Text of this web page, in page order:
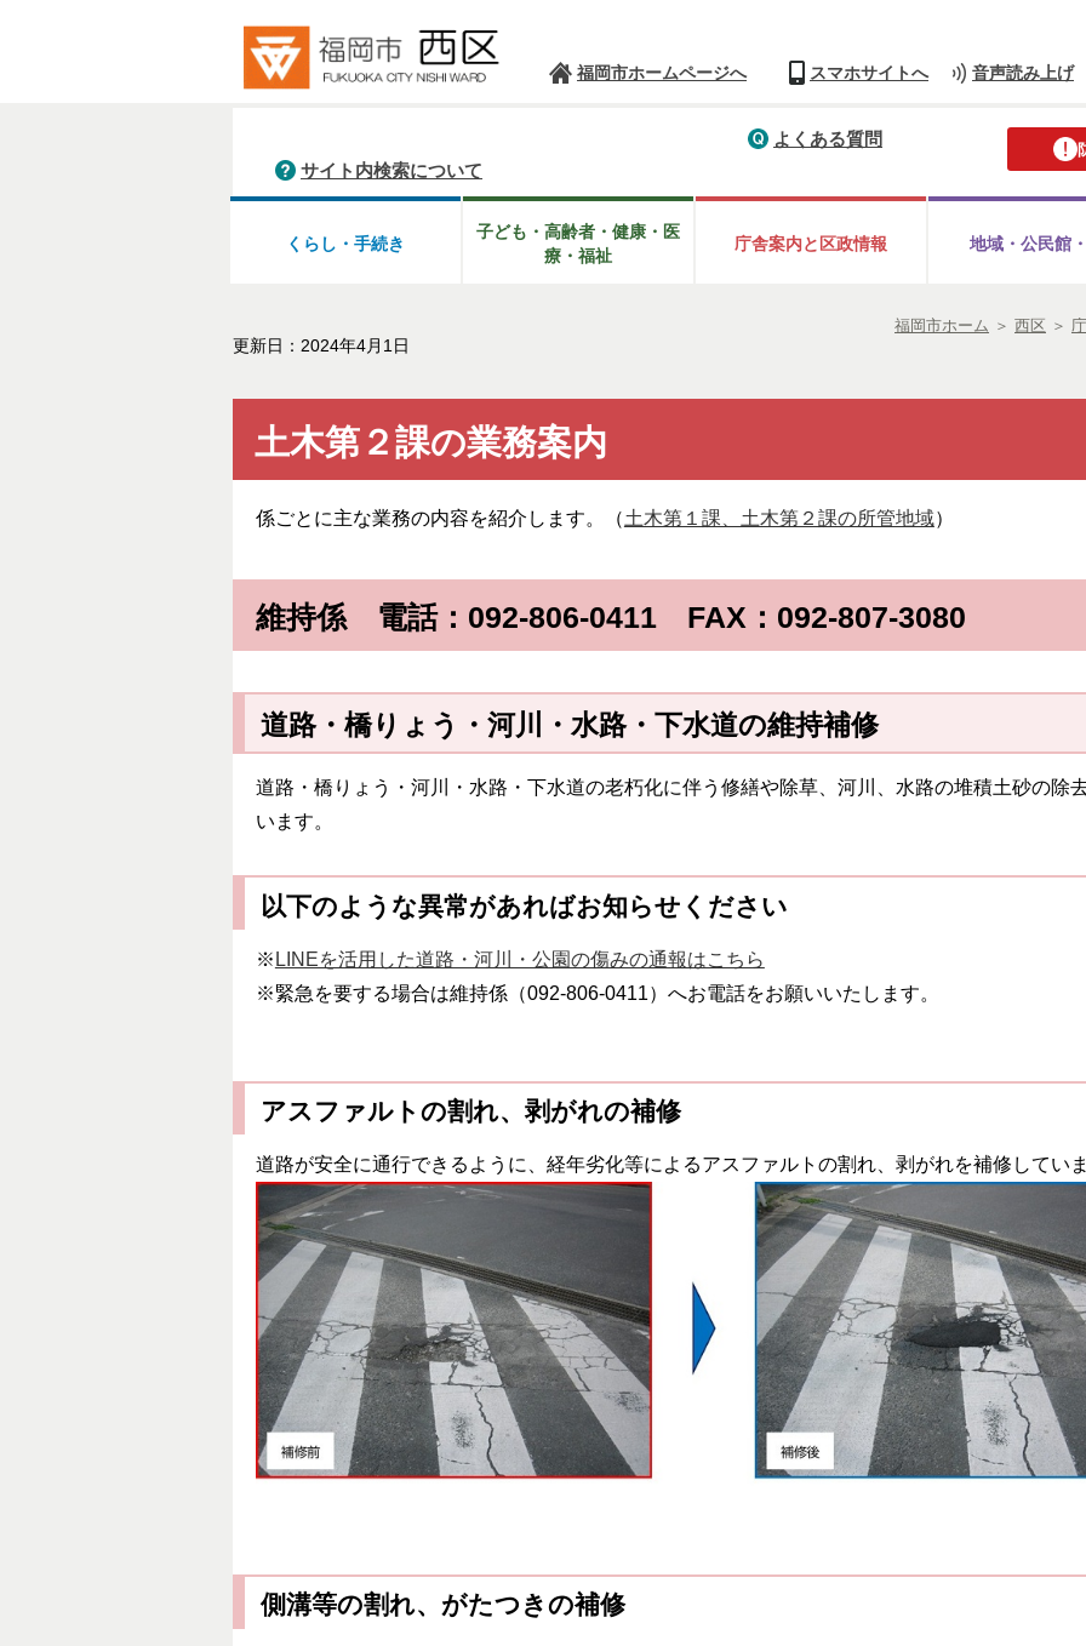
福岡市ホームページへ スマホサイトへ 音声読み上げ
よくある質問
サイト内検索について
くらし・手続き
子ども・高齢者・健康・医
療・福祉
庁舎案内と区政情報 地域・公民館
福岡市ホーム ＞ 西区 ＞
更新日：2024年4月1日
土木第２課の業務案内
係ごとに主な業務の内容を紹介します。（土木第１課、土木第２課の所管地域）
維持係 電話：092-806-0411 FAX：092-807-3080
道路・橋りょう・河川・水路・下水道の維持補修
道路・橋りょう・河川・水路・下水道の老朽化に伴う修繕や除草、河川、水路の堆積土砂の除
います。
以下のような異常があればお知らせください
※ LINEを活用した道路・河川・公園の傷みの通報はこちら
※緊急を要する場合は維持係（092-806-0411）へお電話をお願いいたします。
アスファルトの割れ、剥がれの補修
道路が安全に通行できるように、経年劣化等によるアスファルトの割れ、剥がれを補修してい
側溝等の割れ、がたつきの補修